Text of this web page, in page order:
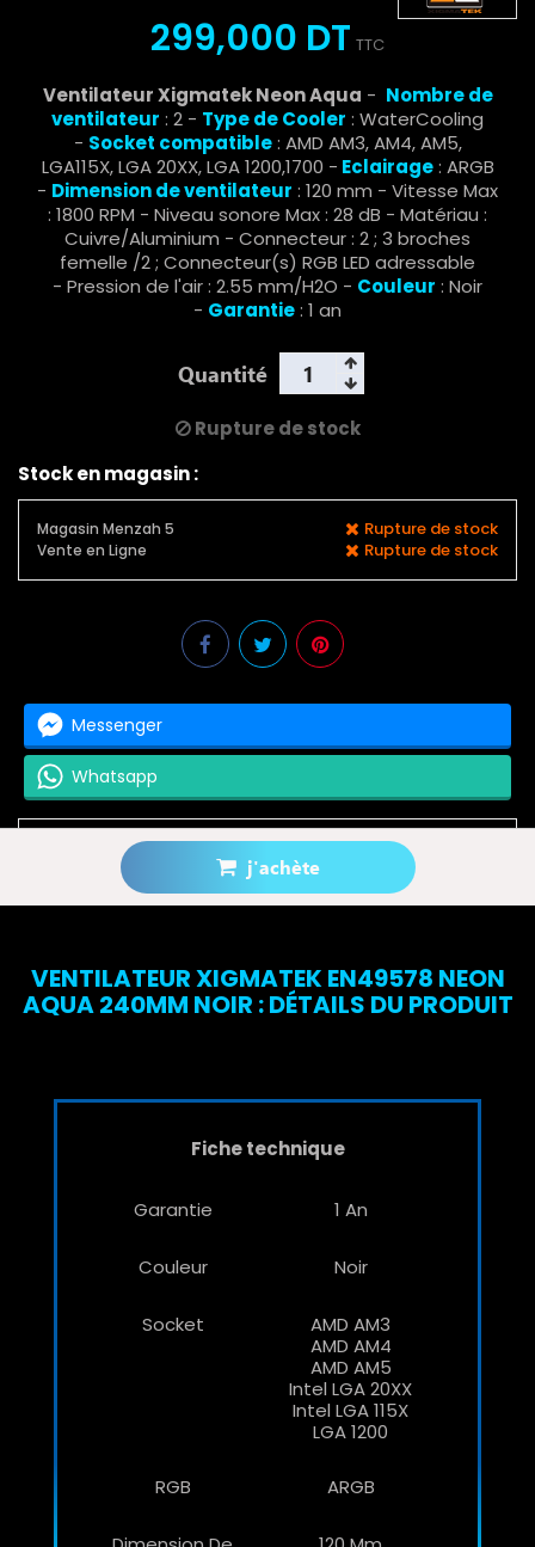
299,000 DT TTC
Ventilateur Xigmatek Neon Aqua - Nombre de
ventilateur : 2 - Type de Cooler : WaterCooling
- Socket compatible: AMD AM3, AM4, AM5,
LGA115X, LGA 20XX, LGA 1200,1700 - Eclairage: ARGB
- Dimension de ventilateur : 120 mm - Vitesse Max
: 1800 RPM - Niveau sonore Max : 28 dB - Matériau :
Cuivre/Aluminium - Connecteur : 2 ; 3 broches
femelle /2 ; Connecteur(s) RGB LED adressable
- Pression de l'air : 2.55 mm/H2O - Couleur : Noir
- Garantie: 1 an
Quantité
j'achète
Rupture de stock
Stock en magasin :
Magasin Menzah 5 Rupture de stock
Vente en Ligne Rupture de stock
Messenger
Whatsapp
Prévenez-moi lorsque le produit est disponible
VENTILATEUR XIGMATEK EN49578 NEON
AQUA 240MM NOIR : DÉTAILS DU PRODUIT
Fiche technique
Garantie 1 An
Couleur Noir
Socket
AMD AM3
AMD AM4
AMD AM5
Intel LGA 20XX
Intel LGA 115X
LGA 1200
RGB ARGB